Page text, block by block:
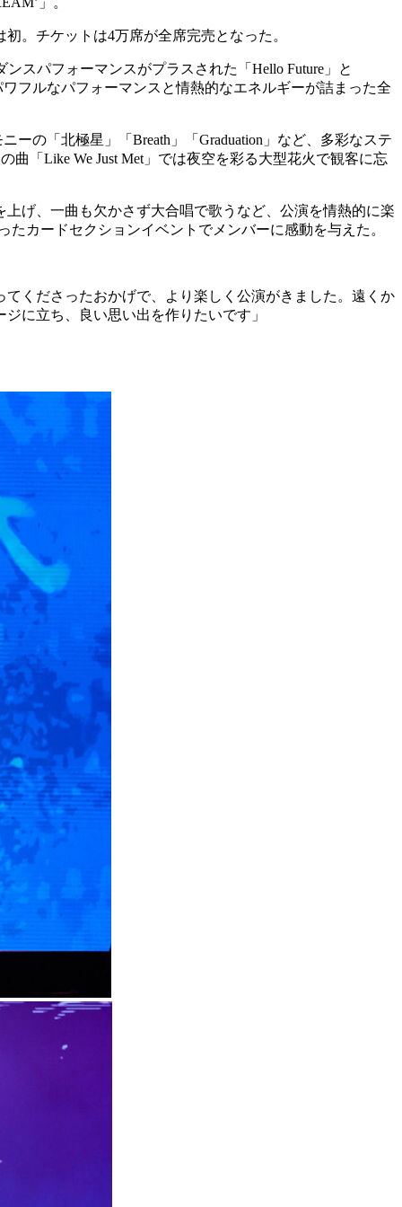
。チケットは4万席が全席完売となった。
スパフォーマンスがプラスされた「Hello Future」と
ワフルなパフォーマンスと情熱的なエネルギーが詰まった全
ーの「北極星」「Breath」「Graduation」など、多彩なステ
「Like We Just Met」では夜空を彩る大型花火で観客に忘
げ、一曲も欠かさず大合唱で歌うなど、公演を情熱的に楽
カードセクションイベントでメンバーに感動を与えた。
くださったおかげで、より楽しく公演がきました。遠くか
に立ち、良い思い出を作りたいです」